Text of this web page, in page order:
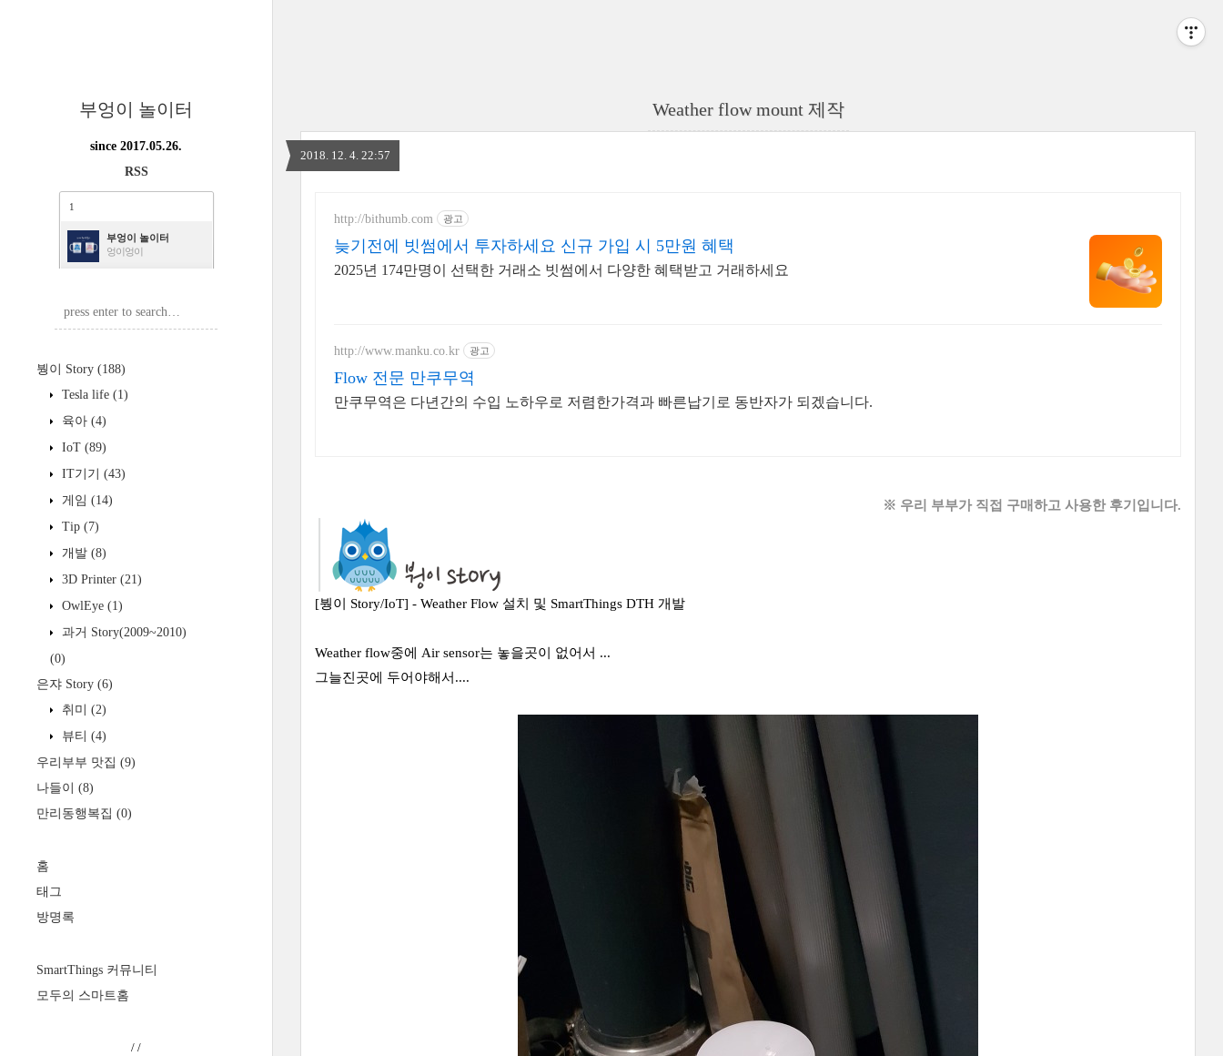
부엉이 놀이터
since 2017.05.26.
RSS
1
부엉이 놀이터
엉이엉이
붱이 Story (188)
Tesla life (1)
육아 (4)
IoT (89)
IT기기 (43)
게임 (14)
Tip (7)
개발 (8)
3D Printer (21)
OwlEye (1)
과거 Story(2009~2010)
(0)
은쟈 Story (6)
취미 (2)
뷰티 (4)
우리부부 맛집 (9)
나들이 (8)
만리동행복집 (0)
홈
태그
방명록
SmartThings 커뮤니티
모두의 스마트홈
/ /
Weather flow mount 제작
2018. 12. 4. 22:57
http://bithumb.com 광고
늦기전에 빗썸에서 투자하세요 신규 가입 시 5만원 혜택
2025년 174만명이 선택한 거래소 빗썸에서 다양한 혜택받고 거래하세요
http://www.manku.co.kr 광고
Flow 전문 만쿠무역
만쿠무역은 다년간의 수입 노하우로 저렴한가격과 빠른납기로 동반자가 되겠습니다.
※ 우리 부부가 직접 구매하고 사용한 후기입니다.
[붱이 Story/IoT] - Weather Flow 설치 및 SmartThings DTH 개발
Weather flow중에 Air sensor는 놓을곳이 없어서 ...
그늘진곳에 두어야해서....